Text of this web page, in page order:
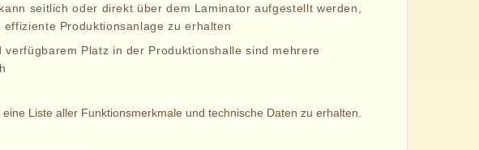
seitlich oder direkt über dem Laminator aufgestellt werden,
effiziente Produktionsanlage zu erhalten
verfügbarem Platz in der Produktionshalle sind mehrere
Liste aller Funktionsmerkmale und technische Daten zu erhalten.